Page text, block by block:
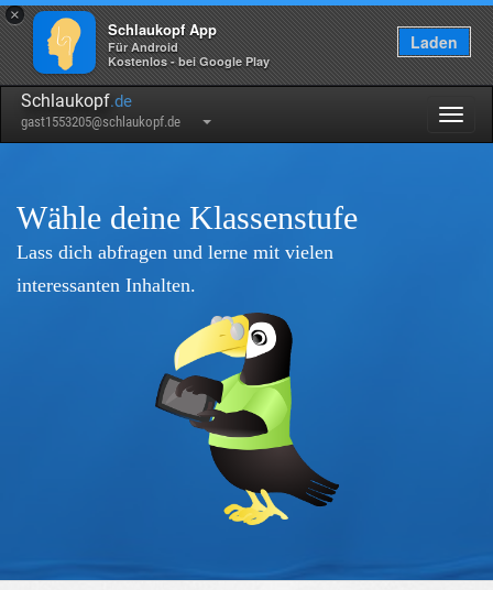
×
Schlaukopf App
Für Android
Kostenlos - bei Google Play
Laden
Schlaukopf.de
gast1553205@schlaukopf.de
Wähle deine Klassenstufe
Lass dich abfragen und lerne mit vielen
interessanten Inhalten.